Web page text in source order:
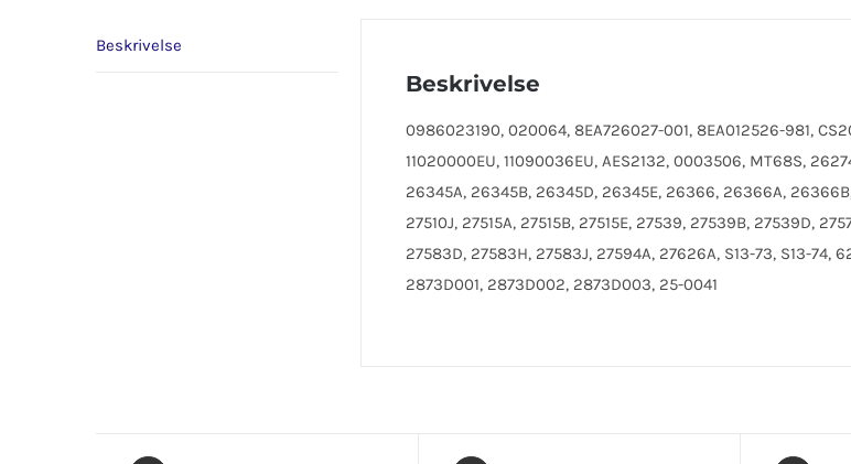
Beskrivelse
Beskrivelse
0986023190, 020064, 8EA726027-001, 8EA012526-981,
11020000EU, 11090036EU, AES2132, 0003506, MT68S,
26345A, 26345B, 26345D, 26345E, 26366, 26366A, 26366B,
27510J, 27515A, 27515B, 27515E, 27539, 27539B, 27539D,
27583D, 27583H, 27583J, 27594A, 27626A, S13-73, S13-74,
2873D001, 2873D002, 2873D003, 25-0041